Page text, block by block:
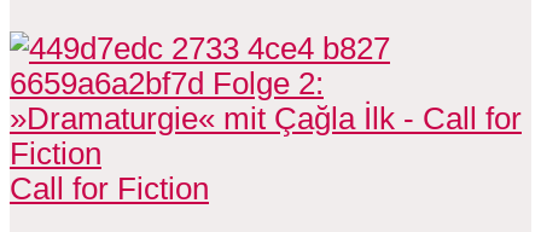
Call for Fiction